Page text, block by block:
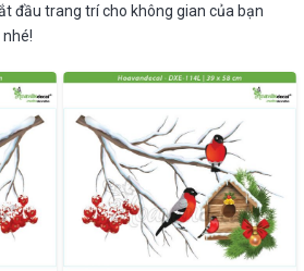
đầu trang trí cho không gian của bạn